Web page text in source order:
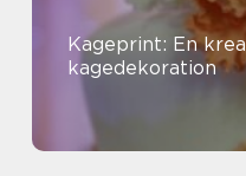
Kageprint: En
kagedekoration